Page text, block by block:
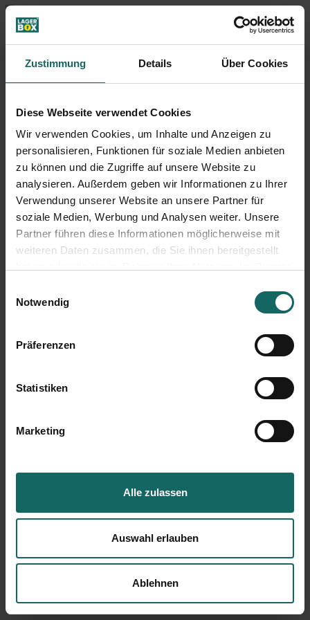
Zustimmung Details Über Cookies
Diese Webseite verwendet Cookies
Wir verwenden Cookies, um Inhalte und Anzeigen zu
personalisieren, Funktionen für soziale Medien anbieten
zu können und die Zugriffe auf unsere Website zu
analysieren. Außerdem geben wir Informationen zu Ihrer
Verwendung unserer Website an unsere Partner für
soziale Medien, Werbung und Analysen weiter. Unsere
Partner führen diese Informationen möglicherweise mit
weiteren Daten zusammen, die Sie ihnen bereitgestellt
Notwendig
Präferenzen
Statistiken
Marketing
Alle zulassen
Auswahl erlauben
Ablehnen
EN
DE
Rent your storage now